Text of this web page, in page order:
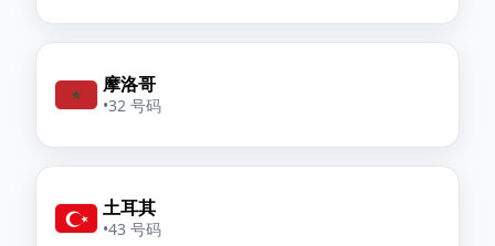
摩洛哥
•32 号码
土耳其
•43 号码